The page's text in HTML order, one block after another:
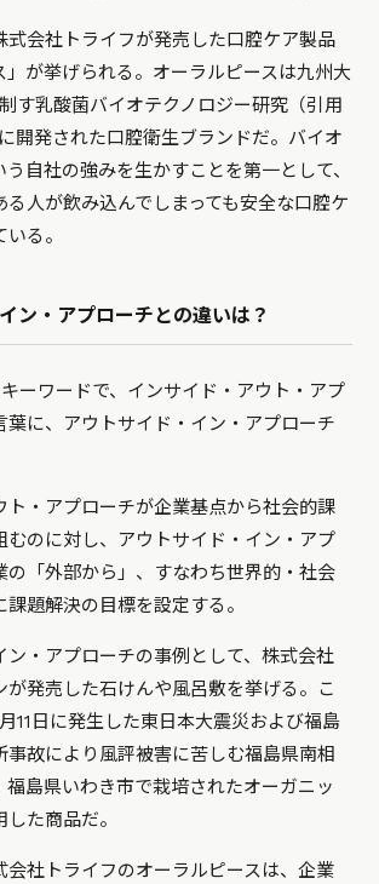
式会社トライフが発売した口腔ケア製品
」が挙げられる。オーラルピースは九州大
す乳酸菌バイオテクノロジー研究（引用
開発された口腔衛生ブランドだ。バイオ
自社の強みを生かすことを第一として、
る人が飲み込んでしまっても安全な口腔ケ
る。
ン・アプローチとの違いは？
ーワードで、インサイド・アウト・アプ
葉に、アウトサイド・イン・アプローチ
ト・アプローチが企業基点から社会的課
むのに対し、アウトサイド・イン・アプ
の「外部から」、すなわち世界的・社会
題解決の目標を設定する。
ン・アプローチの事例として、株式会社
が発売した石けんや風呂敷を挙げる。こ
11日に発生した東日本大震災および福島
事故により風評被害に苦しむ福島県南相
福島県いわき市で栽培されたオーガニッ
た商品だ。
会社トライフのオーラルピースは、企業